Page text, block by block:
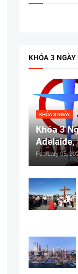
KHÓA 3
KHÓA 3 NGÀY
Khóa 3
Adelaide,
February 05,